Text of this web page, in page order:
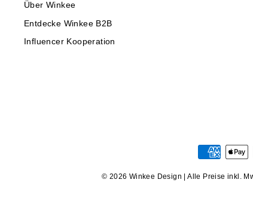
Über Winkee
Entdecke Winkee B2B
Influencer Kooperation
© 2026 Winkee Design | Alle Preise inkl.